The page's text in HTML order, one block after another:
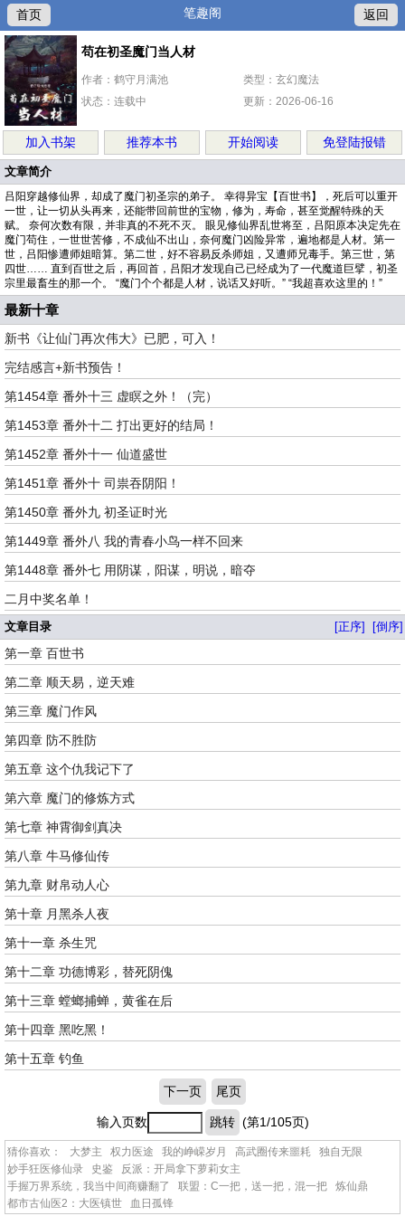
首页 笔趣阁 返回
苟在初圣魔门当人材
作者：鹤守月满池
类型：玄幻魔法
状态：连载中
更新：2026-06-16
加入书架 推荐本书 开始阅读 免登陆报错
文章简介
吕阳穿越修仙界，却成了魔门初圣宗的弟子。 幸得异宝【百世书】，死后可以重开
一世，让一切从头再来，还能带回前世的宝物，修为，寿命，甚至觉醒特殊的天
赋。 奈何次数有限，并非真的不死不灭。 眼见修仙界乱世将至，吕阳原本决定先在
魔门苟住，一世世苦修，不成仙不出山，奈何魔门凶险异常，遍地都是人材。第一
世，吕阳惨遭师姐暗算。第二世，好不容易反杀师姐，又遭师兄毒手。第三世，第
四世…… 直到百世之后，再回首，吕阳才发现自己已经成为了一代魔道巨擘，初圣
宗里最畜生的那一个。 “魔门个个都是人材，说话又好听。” “我超喜欢这里的！”
最新十章
新书《让仙门再次伟大》已肥，可入！
完结感言+新书预告！
第1454章 番外十三 虚瞑之外！（完）
第1453章 番外十二 打出更好的结局！
第1452章 番外十一 仙道盛世
第1451章 番外十 司祟吞阴阳！
第1450章 番外九 初圣证时光
第1449章 番外八 我的青春小鸟一样不回来
第1448章 番外七 用阴谋，阳谋，明说，暗夺
二月中奖名单！
文章目录 [正序] [倒序]
第一章 百世书
第二章 顺天易，逆天难
第三章 魔门作风
第四章 防不胜防
第五章 这个仇我记下了
第六章 魔门的修炼方式
第七章 神霄御剑真决
第八章 牛马修仙传
第九章 财帛动人心
第十章 月黑杀人夜
第十一章 杀生咒
第十二章 功德博彩，替死阴傀
第十三章 螳螂捕蝉，黄雀在后
第十四章 黑吃黑！
第十五章 钓鱼
下一页 尾页
输入页数 跳转 (第1/105页)
猜你喜欢： 大梦主 权力医途 我的峥嵘岁月 高武圈传来噩耗
独自无限
妙手狂医修仙录
史鉴
反派：开局拿下萝莉女主
手握万界系统，我当中间商赚翻了
联盟：C一把，送一把，混一把
炼仙鼎
都市古仙医2：大医镇世
血日孤锋